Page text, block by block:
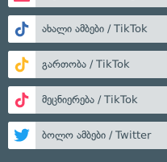
ახალი ამბები / TikTok
გართობა / TikTok
მეცნიერება / TikTok
ბოლო ამბები / Twitter